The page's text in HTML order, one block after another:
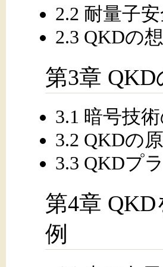
2.2 耐量子
2.3 QKDの
第3章
3.1 暗号技
3.2 QKDの
3.3 QKDプ
第4章
例